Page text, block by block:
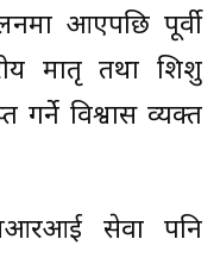
आएपछि पूर्वी
मातृ तथा शिशु
गर्ने विश्वास व्यक्त
एमआरआई सेवा पनि